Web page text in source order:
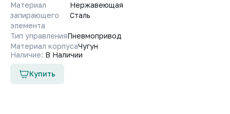
Материал
запирающего
элемента
Нержавеющая
Сталь
Тип управленияПневмопривод
Материал корпусаЧугун
Наличие: В Наличии
Купить